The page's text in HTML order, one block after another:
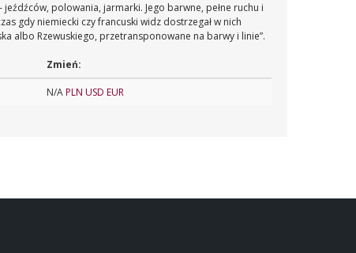
polowania, jarmarki. Jego barwne, pełne ruchu i
gdy niemiecki czy francuski widz dostrzegał w nich
albo Rzewuskiego, przetransponowane na barwy i linie”.
Zmień:
N/APLN USD EUR